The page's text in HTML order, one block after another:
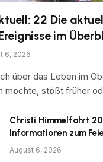
22 Die
im
6, 2026
über das Leben im
möchte, stößt früher
Christi Himmelfahrt
Informationen zum
August 6, 2026